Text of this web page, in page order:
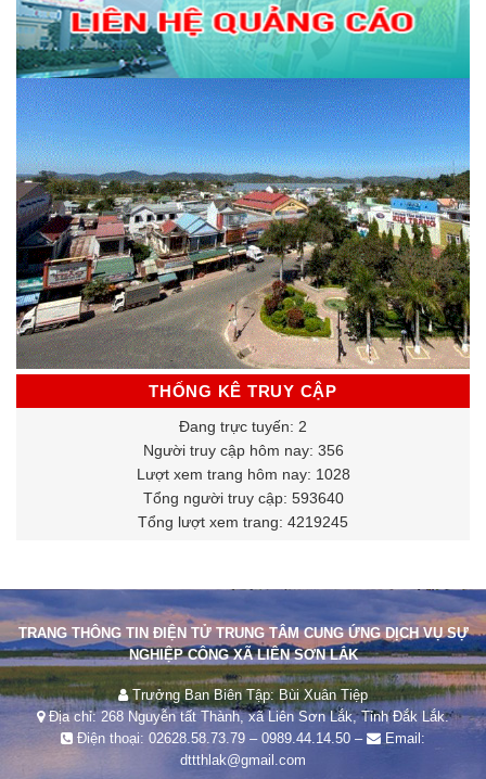
THỐNG KÊ TRUY CẬP
Đang trực tuyến: 2
Người truy cập hôm nay: 356
Lượt xem trang hôm nay: 1028
Tổng người truy cập: 593640
Tổng lượt xem trang: 4219245
TRANG THÔNG TIN ĐIỆN TỬ TRUNG TÂM CUNG ỨNG DỊCH VỤ SỰ
NGHIỆP CÔNG XÃ LIÊN SƠN LẮK
Trưởng Ban Biên Tập: Bùi Xuân Tiệp
Địa chỉ: 268 Nguyễn tất Thành, xã Liên Sơn Lắk, Tỉnh Đắk Lắk.
Điện thoại: 02628.58.73.79 – 0989.44.14.50 –
Email:
dttthlak@gmail.com